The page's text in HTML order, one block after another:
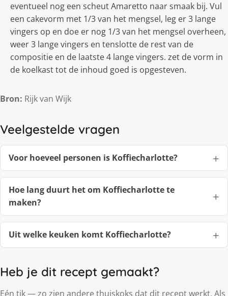
eventueel nog een scheut Amaretto naar smaak bij. Vul
een cakevorm met 1/3 van het mengsel, leg er 3 lange
vingers op en doe er nog 1/3 van het mengsel overheen,
weer 3 lange vingers en tenslotte de rest van de
compositie en de laatste 4 lange vingers. zet de vorm in
de koelkast tot de inhoud goed is opgesteven.
Bron: Rijk van Wijk
Veelgestelde vragen
Voor hoeveel personen is Koffiecharlotte?
Hoe lang duurt het om Koffiecharlotte te
maken?
Uit welke keuken komt Koffiecharlotte?
Heb je dit recept gemaakt?
Eén tik — zo zien andere thuiskoks dat dit recept werkt. Als